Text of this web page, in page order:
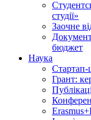
студії»
Заочне
бюджет
Наука
Стартап-
Грант: